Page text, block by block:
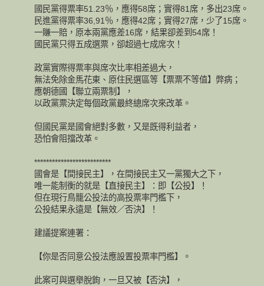
國民黨得票率51.23％，應得58席；實得81席，多出23席。
民進黨得票率36,91％，應得42席；實得27席，少了15席。
一賺一賠，原本兩黨應差16席，結果卻差到54席！
國民黨只得五成選票，卻超過七成席次！
政黨實際得票率與席次比率相差過大，
無法免除金馬花東、原住民選區等【票票不等值】弊病；
應朝德國【聯立兩票制】，
以政黨票決定每個政黨最終總席次來改革。
但國民黨是國會絕對多數，又是既得利益者，
恐怕會阻擋改革。
**************************
國會是【間接民主】，在間接民主又一黨獨大之下，
唯一能制衡的就是【直接民主】：即【公投】！
但在現行鳥籠公投法的高投票率門檻下，
公投結果永遠是【無效／否決】！
建議提案連署：
【你是否同意公投法應設置投票率門檻】。
此案可與選舉脫鉤，一旦又被【否決】，